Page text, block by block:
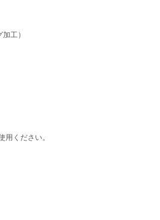
工）
ください。